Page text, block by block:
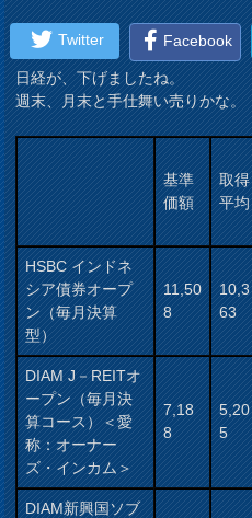
Twitter Facebook
日経が、下げましたね。
週末、月末と手仕舞い売りかな。
基準
価額
取得
平均
HSBC インドネ
シア債券オープ
ン（毎月決算
型）
11,50
8
10,3
63
DIAM J－REITオ
ープン（毎月決
算コース）＜愛
称：オーナー
ズ・インカム＞
7,18
8
5,20
5
DIAM新興国ソブ